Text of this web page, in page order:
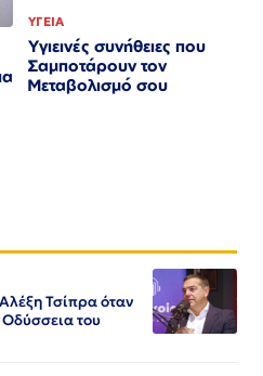
ΥΓΕΙΑ
Υγιεινές συνήθειες που
Σαμποτάρουν τον
Μεταβολισμό σου
Τσίπρα όταν
Οδύσσεια του